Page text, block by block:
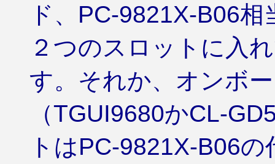
ド、PC-9821X-B06
２つのスロットに入
す。それか、オンボ
（TGUI9680かCL-
トはPC-9821X-B06